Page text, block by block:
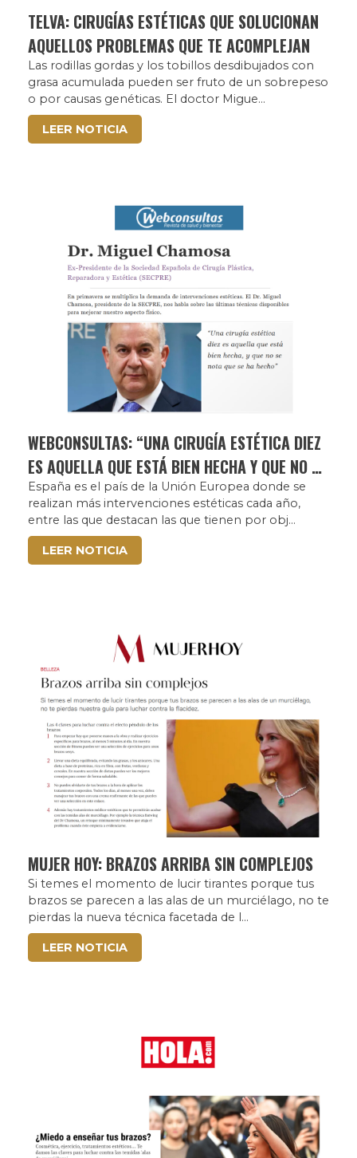
TELVA: CIRUGÍAS ESTÉTICAS QUE SOLUCIONAN
AQUELLOS PROBLEMAS QUE TE ACOMPLEJAN
Las rodillas gordas y los tobillos desdibujados con
grasa acumulada pueden ser fruto de un sobrepeso
o por causas genéticas. El doctor Migue...
LEER NOTICIA
WEBCONSULTAS: “UNA CIRUGÍA ESTÉTICA DIEZ
ES AQUELLA QUE ESTÁ BIEN HECHA Y QUE NO SE
NOTA QUE SE HA HECHO”
España es el país de la Unión Europea donde se
realizan más intervenciones estéticas cada año,
entre las que destacan las que tienen por obj...
LEER NOTICIA
MUJER HOY: BRAZOS ARRIBA SIN COMPLEJOS
Si temes el momento de lucir tirantes porque tus
brazos se parecen a las alas de un murciélago, no te
pierdas la nueva técnica facetada de l...
LEER NOTICIA